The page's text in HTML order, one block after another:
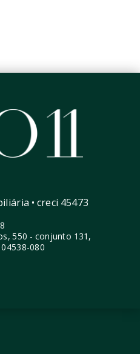
• creci 45473
550 - conjunto 131,
080